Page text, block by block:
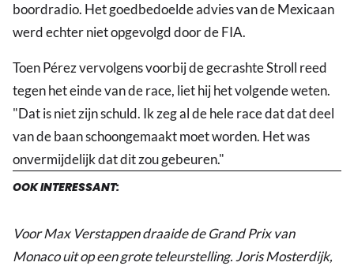
boordradio. Het goedbedoelde advies van de Mexicaan
werd echter niet opgevolgd door de FIA.
Toen Pérez vervolgens voorbij de gecrashte Stroll reed
tegen het einde van de race, liet hij het volgende weten.
"Dat is niet zijn schuld. Ik zeg al de hele race dat dat deel
van de baan schoongemaakt moet worden. Het was
onvermijdelijk dat dit zou gebeuren."
OOK INTERESSANT:
Voor Max Verstappen draaide de Grand Prix van
Monaco uit op een grote teleurstelling. Joris Mosterdijk,